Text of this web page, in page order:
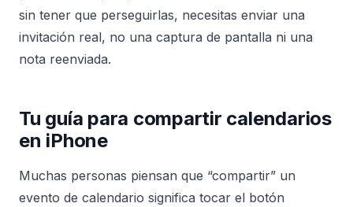
sin tener que perseguirlas, necesitas enviar una
invitación real, no una captura de pantalla ni una
nota reenviada.
Tu guía para compartir calendarios
en iPhone
Muchas personas piensan que “compartir” un
evento de calendario significa tocar el botón